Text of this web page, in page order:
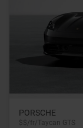
PORSCHE
$$/fr/Taycan GTS